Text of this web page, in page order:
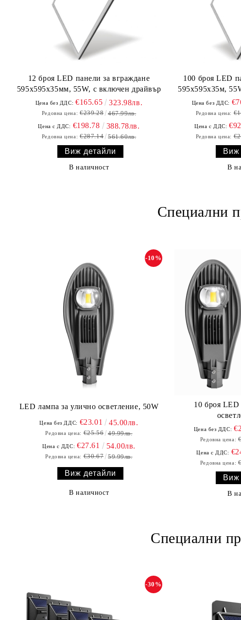
12 броя LED панели за вграждане
595х595х35мм, 55W, с включен драйвър
Цена без ДДС: €165.65 323.98лв.
Редовна цена: €239.28 467.99лв.
Цена с ДДС: €198.78 388.78лв.
Редовна цена: €287.14 561.60лв.
Виж детайли
В наличност
100 броя LED
595х595х35м,
Цена без ДДС:
Редовна цена:
Цена с ДДС:
Редовна цена:
Виж
В
Специални
LED лампа за улично осветление, 50W
-10%
Цена без ДДС: €23.01 45.00лв.
Редовна цена: €25.56 49.99лв.
Цена с ДДС: €27.61 54.00лв.
Редовна цена: €30.67 59.99лв.
Виж детайли
В наличност
10 броя
Цена без ДДС:
Редовна цена:
Цена с ДДС:
Редовна цена:
Виж
В
Специални
-30%